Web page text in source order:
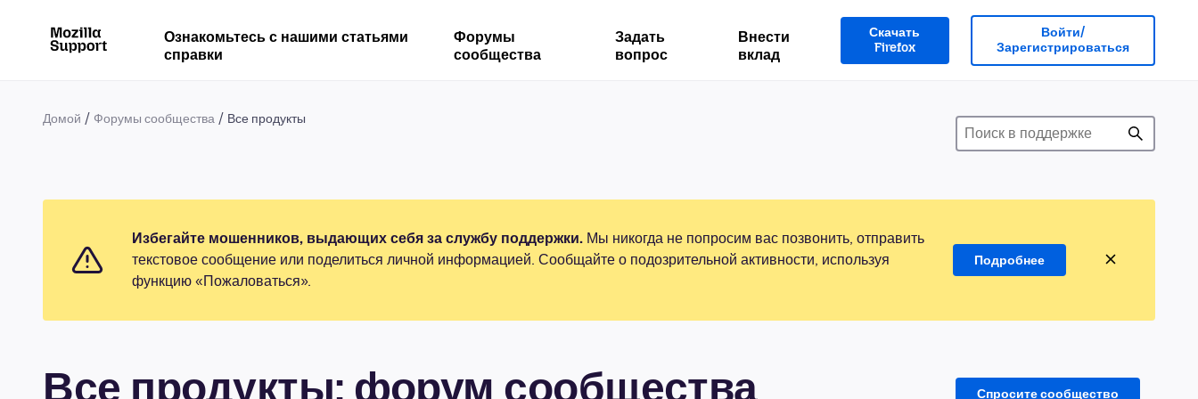
Ознакомьтесь с нашими статьями
справки
Форумы
сообщества
Задать
вопрос
Внести
вклад
Скачать
Firefox
Войти/
Зарегистрироваться
Домой Форумы сообщества Все продукты
Избегайте мошенников, выдающих себя за службу поддержки. Мы никогда не попросим вас позвонить, отправить
текстовое сообщение или поделиться личной информацией. Сообщайте о подозрительной активности, используя
функцию «Пожаловаться».
Подробнее
Все продукты: форум сообщества Спросите сообщество